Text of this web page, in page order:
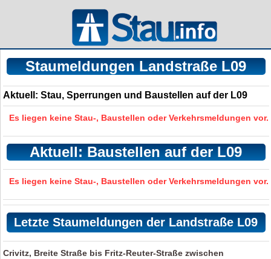
Staumeldungen Landstraße L09
Aktuell: Stau, Sperrungen und Baustellen auf der L09
Es liegen keine Stau-, Baustellen oder Verkehrsmeldungen vor.
Aktuell: Baustellen auf der L09
Es liegen keine Stau-, Baustellen oder Verkehrsmeldungen vor.
Letzte Staumeldungen der Landstraße L09
Crivitz, Breite Straße bis Fritz-Reuter-Straße zwischen